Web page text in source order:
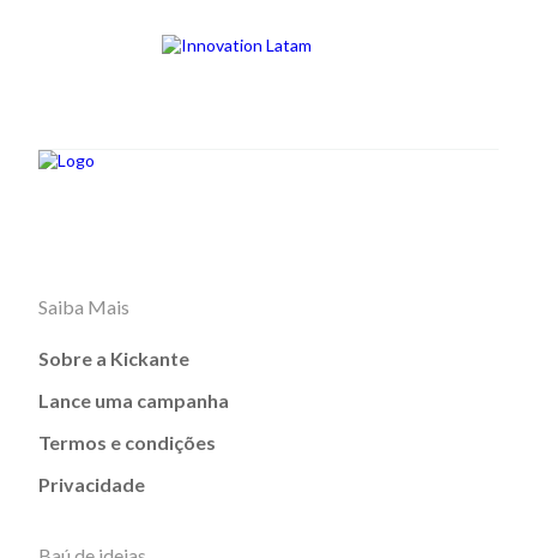
Saiba Mais
Sobre a Kickante
Lance uma campanha
Termos e condições
Privacidade